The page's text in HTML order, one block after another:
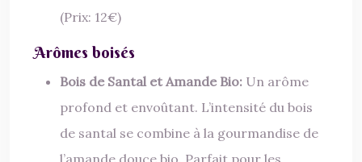
(Prix: 12€)
Arômes boisés
Bois de Santal et Amande Bio: Un arôme
profond et envoûtant. L’intensité du bois
de santal se combine à la gourmandise de
l’amande douce bio. Parfait pour les